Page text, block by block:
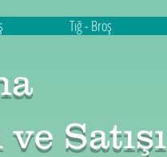
Satışı
Tığ - Broş